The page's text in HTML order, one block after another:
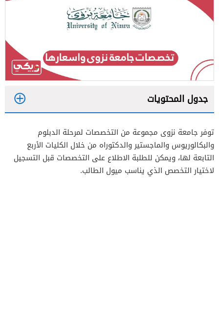
جدول المحتويات
1.1 تخصصات الدبلوم جامعة نزوى وأسعارها
1.2 تخصصات البكالوريوس في جامعة نزوى
وأسعارها
توفر جامعة نزوى مجموعة من التخصصات لمرحلة الدبلوم
والبكالوريوس والماجستير والدكتوراه من خلال الكليات الأربع
التابعة لها، ويمكن للطلبة الاطلاع على التخصصات قبل التسجيل
لاختيار التخصص الذي يناسب ميول الطالب.